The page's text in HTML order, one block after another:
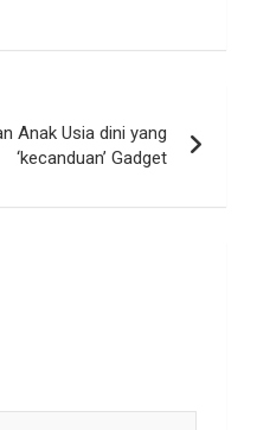
Anak Usia dini yang
‘kecanduan’ Gadget